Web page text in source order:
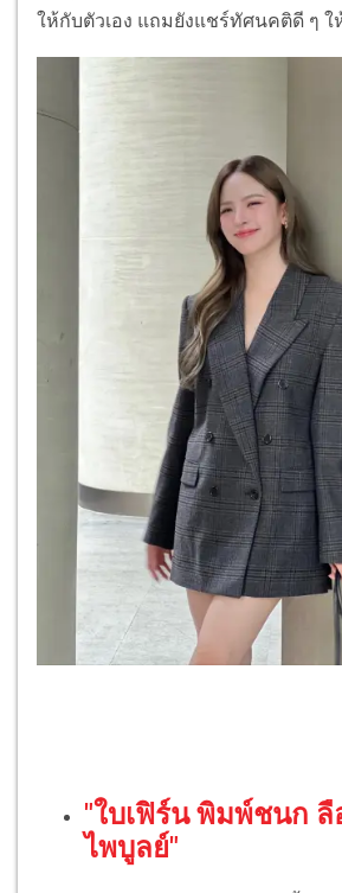
ให้กับตัวเอง แถมยังแชร์ทัศนคติดี ๆ
"ใบเฟิร์น พิมพ์ชนก ลื
ไพบูลย์"